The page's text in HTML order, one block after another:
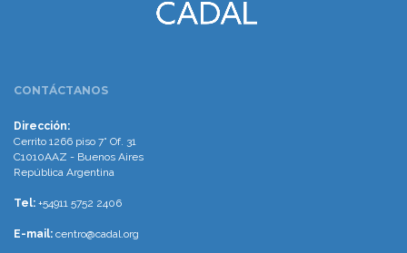
CONTÁCTANOS
Dirección:
Cerrito 1266 piso 7° Of. 31
C1010AAZ - Buenos Aires
República Argentina
Tel: +54911 5752 2406
E-mail: centro@cadal.org